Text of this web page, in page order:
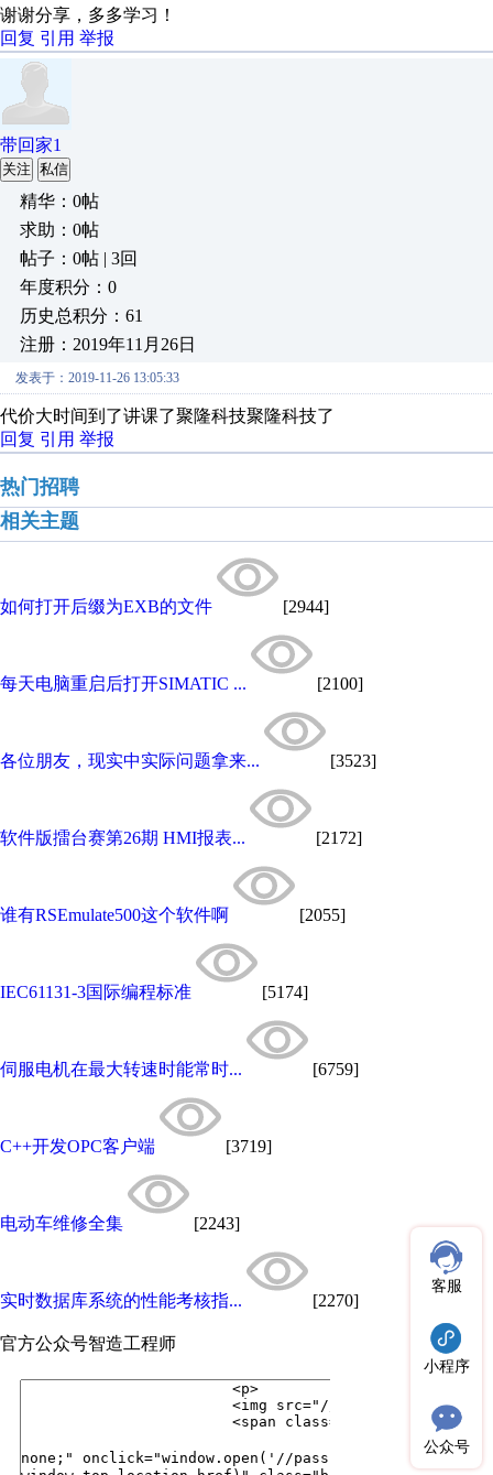
谢谢分享，多多学习！
回复 引用 举报
带回家1
关注 私信
精华：0帖
求助：0帖
帖子：0帖 | 3回
年度积分：0
历史总积分：61
注册：2019年11月26日
发表于：2019-11-26 13:05:33
代价大时间到了讲课了聚隆科技聚隆科技了
回复 引用 举报
热门招聘
相关主题
如何打开后缀为EXB的文件 [2944]
每天电脑重启后打开SIMATIC ... [2100]
各位朋友，现实中实际问题拿来... [3523]
软件版擂台赛第26期 HMI报表... [2172]
谁有RSEmulate500这个软件啊 [2055]
IEC61131-3国际编程标准 [5174]
伺服电机在最大转速时能常时... [6759]
C++开发OPC客户端 [3719]
电动车维修全集 [2243]
实时数据库系统的性能考核指... [2270]
官方公众号智造工程师
客服
小程序
公众号